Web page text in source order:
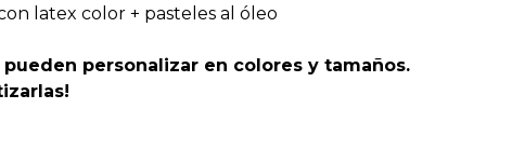
latex color + pasteles al óleo
pueden personalizar en colores y tamaños.